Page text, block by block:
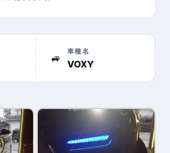
🚙
車種名
VOXY